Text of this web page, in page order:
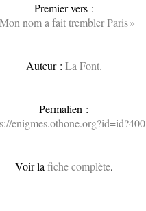
Premier vers :
nom a fait trembler Paris »
Auteur : La Font.
Permalien :
enigmes.othone.org?id=id?400
Voir la fiche complète.